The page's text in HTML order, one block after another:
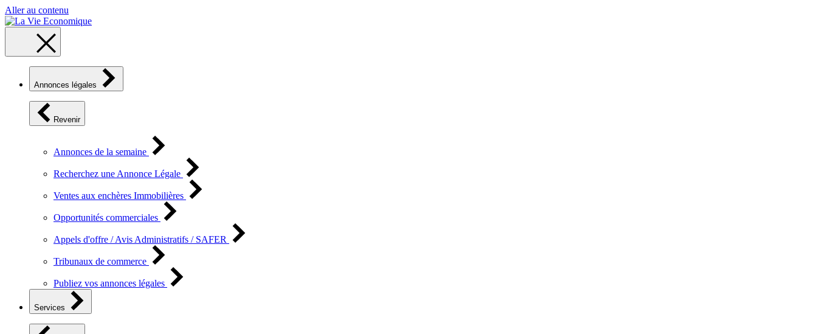
Aller au contenu
Annonces légales
Revenir
Annonces de la semaine
Recherchez une Annonce Légale
Ventes aux enchères Immobilières
Opportunités commerciales
Appels d'offre / Avis Administratifs / SAFER
Tribunaux de commerce
Publiez vos annonces légales
Services